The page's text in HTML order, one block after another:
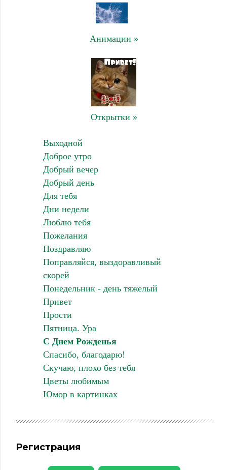
Анимации »
Открытки »
Выходной
Доброе утро
Добрый вечер
Добрый день
Для тебя
Дни недели
Люблю тебя
Пожелания
Поздравляю
Поправляйся, выздоравливый
скорей
Понедельник - день тяжелый
Привет
Прости
Пятница. Ура
С Днем Рожденья
Спасибо, благодарю!
Скучаю, плохо без тебя
Цветы любимым
Юмор в картинках
Регистрация